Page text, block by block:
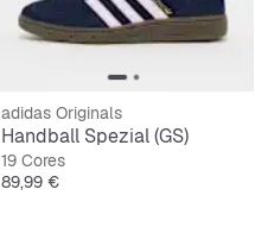
adidas Originals
Handball Spezial (GS)
19 Cores
Preço
89,99 €